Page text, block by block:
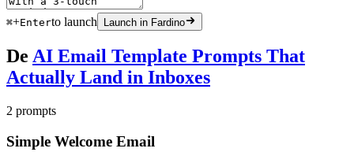
⌘+Enterto launch Launch in Fardino
De AI Email Template Prompts That
Actually Land in Inboxes
2 prompts
Simple Welcome Email